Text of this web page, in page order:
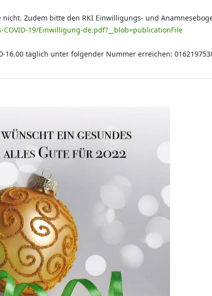
Zudem bitte den RKI Einwilligungs- und
19/Einwilligung-de.pdf?__blob=publicationFile
16.00 täglich unter folgender Nummer erreichen: